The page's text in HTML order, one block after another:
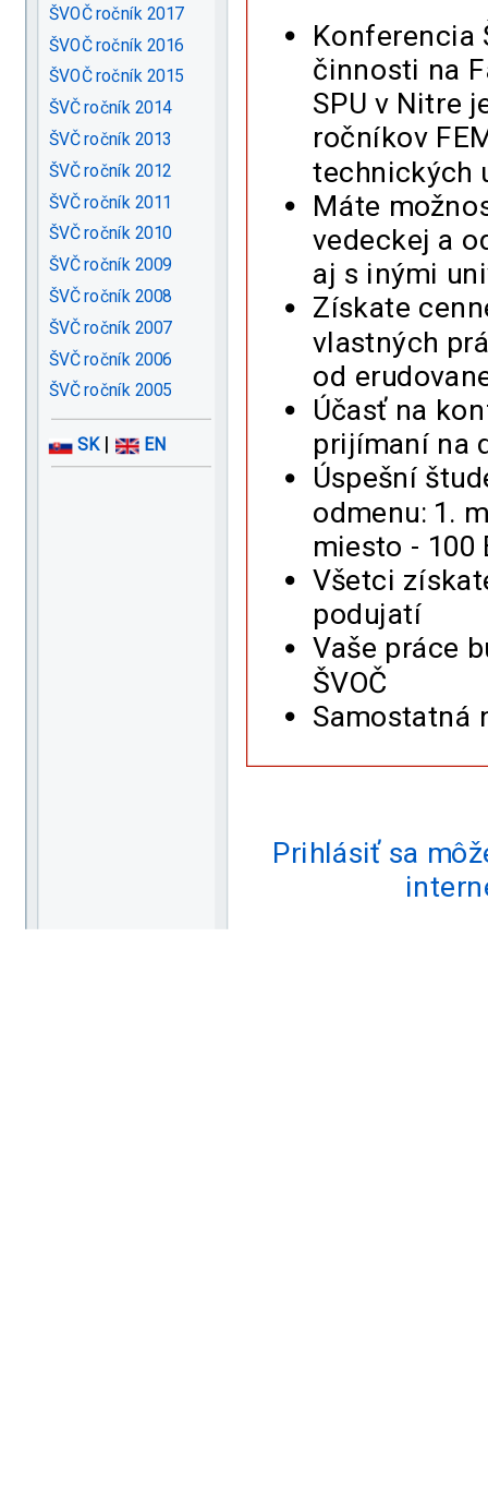
ŠVOČ ročník 2017
ŠVOČ ročník 2016
ŠVOČ ročník 2015
ŠVČ ročník 2014
ŠVČ ročník 2013
ŠVČ ročník 2012
ŠVČ ročník 2011
ŠVČ ročník 2010
ŠVČ ročník 2009
ŠVČ ročník 2008
ŠVČ ročník 2007
ŠVČ ročník 2006
ŠVČ ročník 2005
SK| EN
Konferencia
činnosti na
SPU v Nitre
ročníkov
technických
Máte
vedeckej a
aj s inými
Získate
vlastných
od
Účasť na
prijímaní na
Úspešní
odmenu: 1.
miesto - 100
Všetci
podujatí
Vaše práce
ŠVOČ
Samostatná
Prihlásiť sa